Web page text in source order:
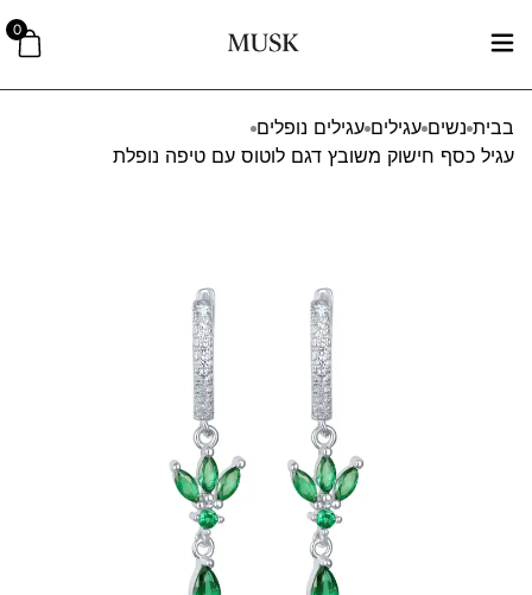
0
בבית נשים עגילים עגילים נופלים
עגיל כסף חישוק משובץ דגם לוטוס עם טיפה נופלת